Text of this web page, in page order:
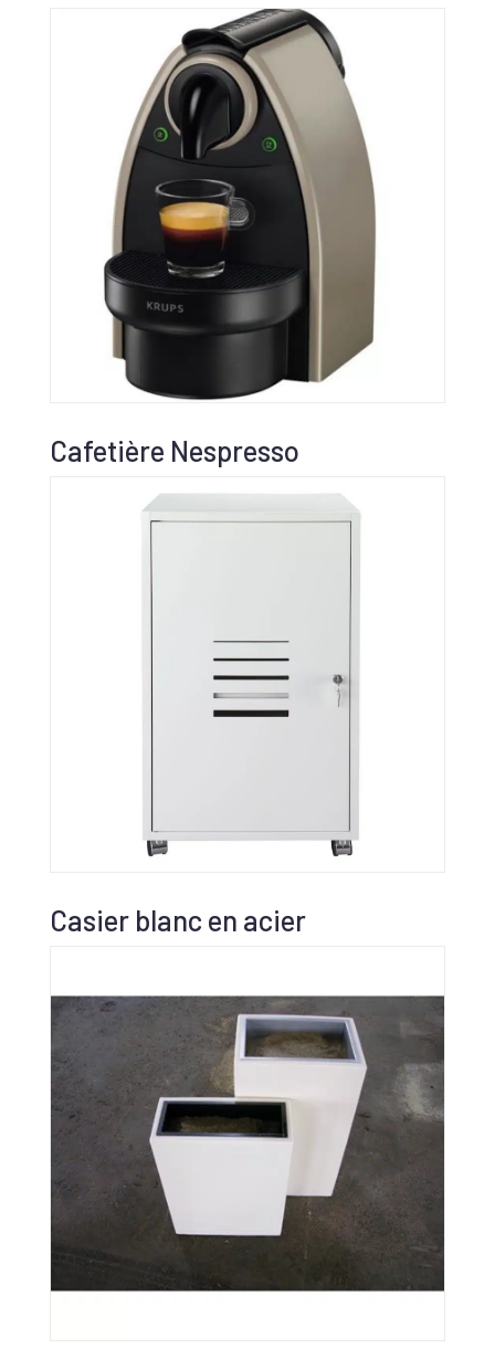
Cafetière Nespresso
Casier blanc en acier